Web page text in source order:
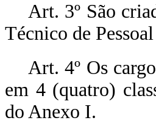
Art. 3º São
Técnico de
Art. 4º Os
em 4 (quatro)
do Anexo I.